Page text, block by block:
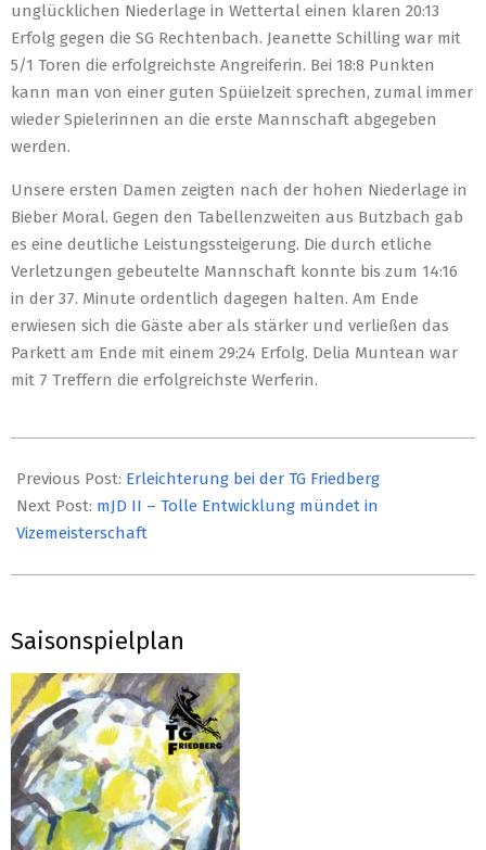
unglücklichen Niederlage in Wettertal einen klaren 20:13
Erfolg gegen die SG Rechtenbach. Jeanette Schilling war mit
5/1 Toren die erfolgreichste Angreiferin. Bei 18:8 Punkten
kann man von einer guten Spüielzeit sprechen, zumal immer
wieder Spielerinnen an die erste Mannschaft abgegeben
werden.
Unsere ersten Damen zeigten nach der hohen Niederlage in
Bieber Moral. Gegen den Tabellenzweiten aus Butzbach gab
es eine deutliche Leistungssteigerung. Die durch etliche
Verletzungen gebeutelte Mannschaft konnte bis zum 14:16
in der 37. Minute ordentlich dagegen halten. Am Ende
erwiesen sich die Gäste aber als stärker und verließen das
Parkett am Ende mit einem 29:24 Erfolg. Delia Muntean war
mit 7 Treffern die erfolgreichste Werferin.
03-
25
Previous Post: Erleichterung bei der TG Friedberg
Next Post: mJD II – Tolle Entwicklung mündet in
Vizemeisterschaft
Saisonspielplan